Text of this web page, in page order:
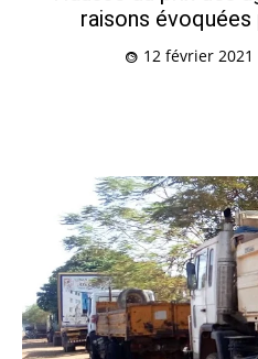
raisons
12 février 2021